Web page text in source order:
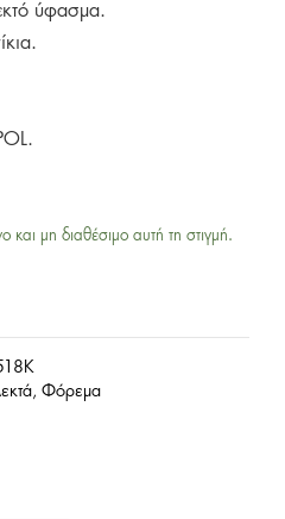
ύφασμα.
και μη διαθέσιμο αυτή τη στιγμή.
, Φόρεμα